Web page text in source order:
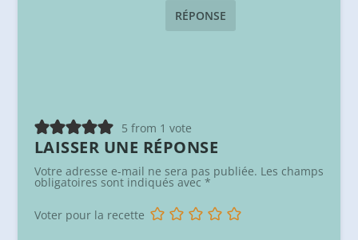
RÉPONSE
5 from 1 vote
LAISSER UNE RÉPONSE
Votre adresse e-mail ne sera pas publiée. Les champs
obligatoires sont indiqués avec *
Voter pour la recette